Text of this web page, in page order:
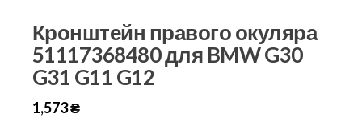
Кронштейн правого окуляра
51117368480 для BMW G30
G31 G11 G12
1,573₴